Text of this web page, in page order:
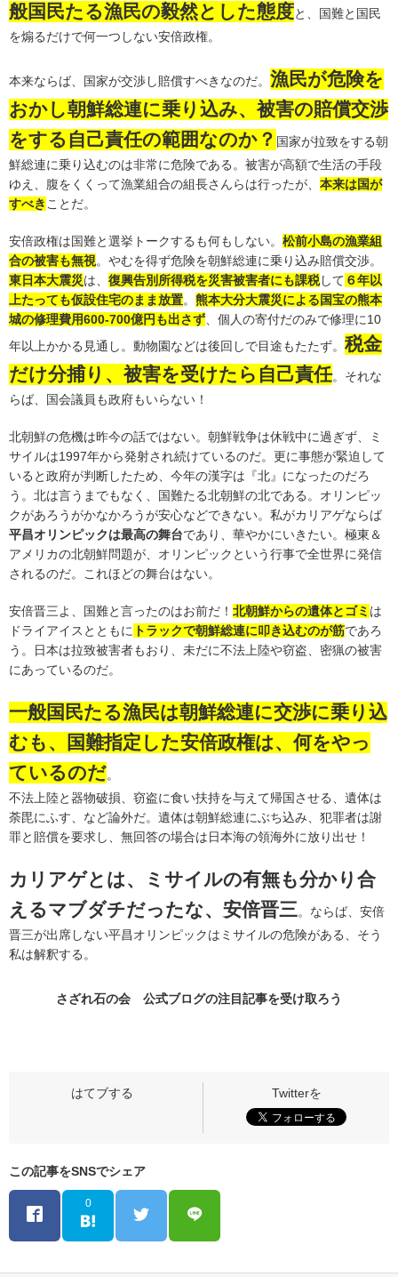
般国民たる漁民の毅然とした態度と、国難と国民
を煽るだけで何一つしない安倍政権。
本来ならば、国家が交渉し賠償すべきなのだ。 漁民が危険を
おかし朝鮮総連に乗り込み、被害の賠償交渉
をする自己責任の範囲なのか？ 国家が拉致をする朝
鮮総連に乗り込むのは非常に危険である。被害が高額で生活の手段
ゆえ、腹をくくって漁業組合の組長さんらは行ったが、 本来は国が
すべき ことだ。
安倍政権は国難と選挙トークするも何もしない。 松前小島の漁業組
合の被害も無視。やむを得ず危険を朝鮮総連に乗り込み賠償交渉。
東日本大震災は、 復興告別所得税を災害被害者にも課税して ６年以
上たっても仮設住宅のまま放置。 熊本大分大震災による国宝の熊本
城の修理費用600-700億円も出さず 、個人の寄付だのみで修理に10
年以上かかる見通し。動物園などは後回しで目途もたたず。 税金
だけ分捕り、被害を受けたら自己責任。それな
らば、国会議員も政府もいらない！
北朝鮮の危機は昨今の話ではない。朝鮮戦争は休戦中に過ぎず、ミ
サイルは1997年から発射され続けているのだ。更に事態が緊迫して
いると政府が判断したため、今年の漢字は『北』になったのだろ
う。北は言うまでもなく、国難たる北朝鮮の北である。オリンピッ
クがあろうがかなかろうが安心などできない。私がカリアゲならば
平昌オリンピックは最高の舞台であり、華やかにいきたい。極東＆
アメリカの北朝鮮問題が、オリンピックという行事で全世界に発信
されるのだ。これほどの舞台はない。
安倍晋三よ、国難と言ったのはお前だ！ 北朝鮮からの遺体とゴミ は
ドライアイスとともに トラックで朝鮮総連に叩き込むのが筋であろ
う。日本は拉致被害者もおり、未だに不法上陸や窃盗、密猟の被害
にあっているのだ。
一般国民たる漁民は朝鮮総連に交渉に乗り込
むも、国難指定した安倍政権は、何をやっ
ているのだ。
不法上陸と器物破損、窃盗に食い扶持を与えて帰国させる、遺体は
荼毘にふす、など論外だ。遺体は朝鮮総連にぶち込み、犯罪者は謝
罪と賠償を要求し、無回答の場合は日本海の領海外に放り出せ！
カリアゲとは、ミサイルの有無も分かり合
えるマブダチだったな、安倍晋三。ならば、安倍
晋三が出席しない平昌オリンピックはミサイルの危険がある、そう
私は解釈する。
さざれ石の会 公式ブログの注目記事を受け取ろう
この記事をSNSでシェア
0